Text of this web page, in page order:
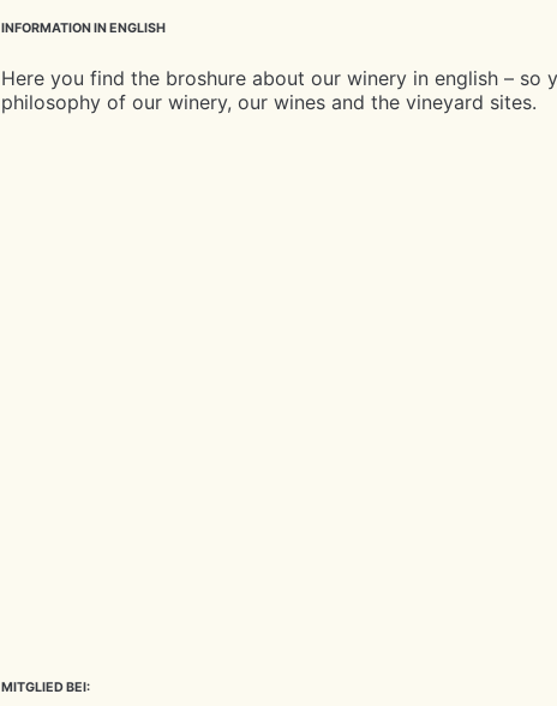
INFORMATION IN ENGLISH
Here you find the broshure about our winery in english –
philosophy of our winery, our wines and the vineyard sites.
MITGLIED BEI: